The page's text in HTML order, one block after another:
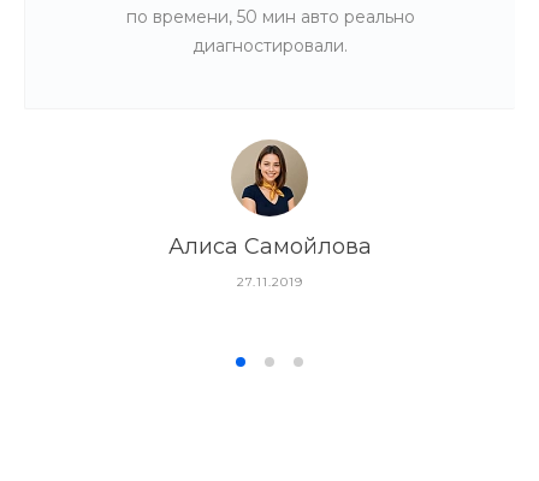
по времени, 50 мин авто реально
диагностировали.
Алиса Самойлова
27.11.2019